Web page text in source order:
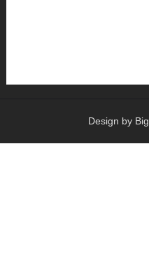
Design by Big